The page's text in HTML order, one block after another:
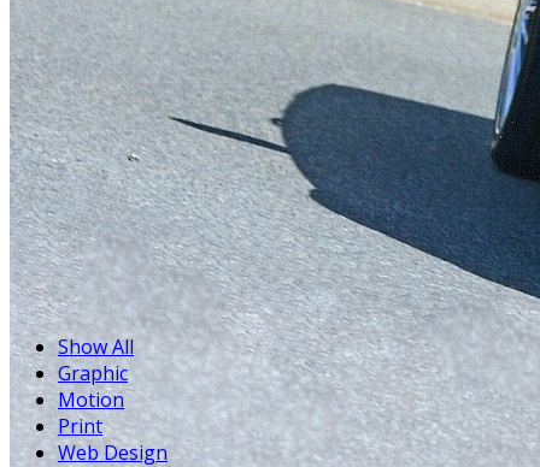
Show All
Graphic
Motion
Print
Web Design